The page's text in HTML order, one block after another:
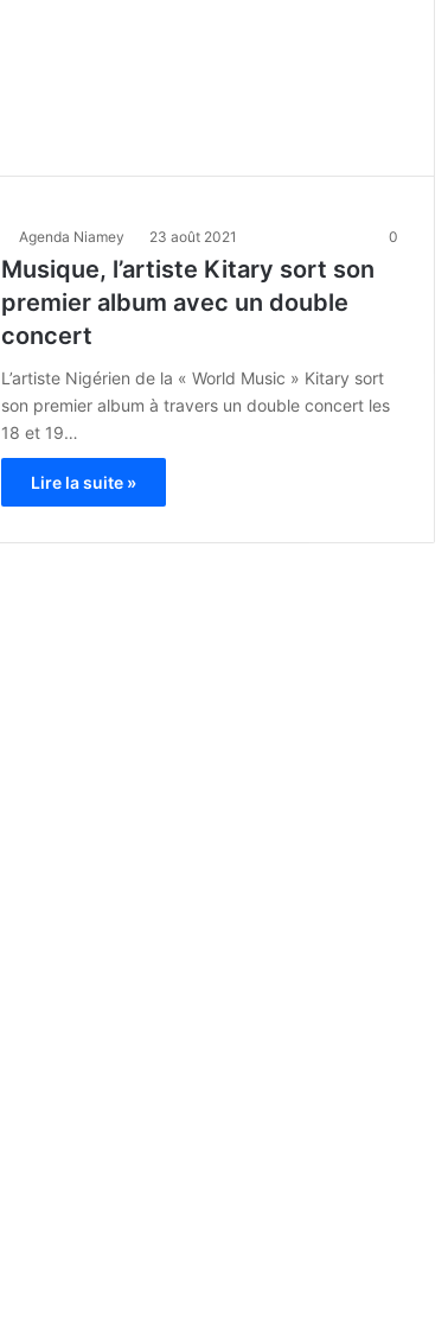
Agenda Niamey 23 août 2021 0
Musique, l’artiste Kitary sort son
premier album avec un double
concert
L’artiste Nigérien de la « World Music » Kitary sort
son premier album à travers un double concert les
18 et 19…
Lire la suite »